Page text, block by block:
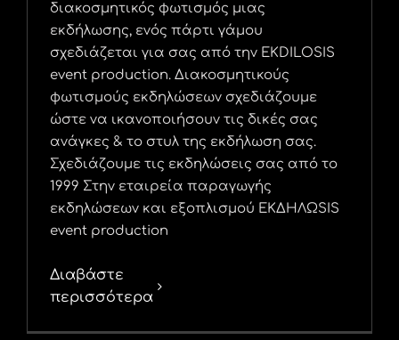
διακοσμητικός φωτισμός μιας
εκδήλωσης, ενός πάρτι γάμου
σχεδιάζεται για σας από την EKDILOSIS
event production. Διακοσμητικούς
φωτισμούς εκδηλώσεων σχεδιάζουμε
ώστε να ικανοποιήσουν τις δικές σας
ανάγκες & το στυλ της εκδήλωση σας.
Σχεδιάζουμε τις εκδηλώσεις σας από το
1999 Στην εταιρεία παραγωγής
εκδηλώσεων και εξοπλισμού ΕΚΔΗΛΩSIS
event production
Διαβάστε
περισσότερα